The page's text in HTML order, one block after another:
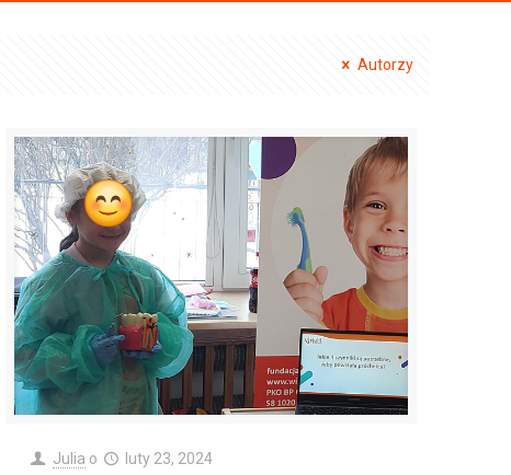
Autorzy
Julia o luty 23, 2024